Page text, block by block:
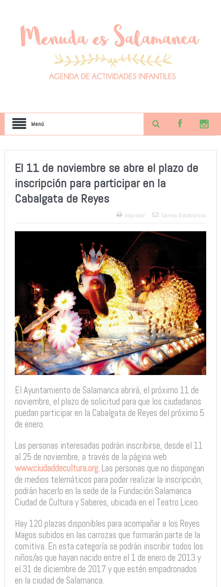
Menú
El 11 de noviembre se abre el plazo de
inscripción para participar en la
Cabalgata de Reyes
Imprimir Correo Electrónico
El Ayuntamiento de Salamanca abrirá, el próximo 11 de
noviembre, el plazo de solicitud para que los ciudadanos
puedan participar en la Cabalgata de Reyes del próximo 5
de enero.
Las personas interesadas podrán inscribirse, desde el 11
al 25 de noviembre, a través de la página web
www.ciudaddecultura.org.Las personas que no dispongan
de medios telemáticos para poder realizar la inscripción,
podrán hacerlo en la sede de la Fundación Salamanca
Ciudad de Cultura y Saberes, ubicada en el Teatro Liceo.
Hay 120 plazas disponibles para acompañar a los Reyes
Magos subidos en las carrozas que formarán parte de la
comitiva. En esta categoría se podrán inscribir todos los
niños/as que hayan nacido entre el 1 de enero de 2013 y
el 31 de diciembre de 2017 y que estén empadronados
en la ciudad de Salamanca.